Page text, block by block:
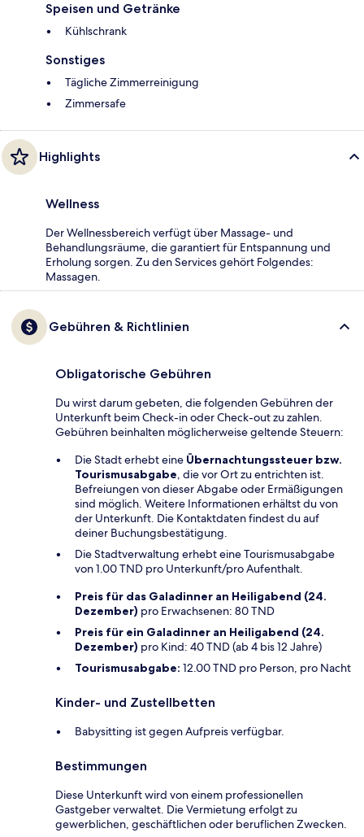
Speisen und Getränke
Kühlschrank
Sonstiges
Tägliche Zimmerreinigung
Zimmersafe
Highlights
Wellness
Der Wellnessbereich verfügt über Massage- und
Behandlungsräume, die garantiert für Entspannung und
Erholung sorgen. Zu den Services gehört Folgendes:
Massagen.
Gebühren & Richtlinien
Obligatorische Gebühren
Du wirst darum gebeten, die folgenden Gebühren der
Unterkunft beim Check-in oder Check-out zu zahlen.
Gebühren beinhalten möglicherweise geltende Steuern:
Die Stadt erhebt eine Übernachtungssteuer bzw.
Tourismusabgabe, die vor Ort zu entrichten ist.
Befreiungen von dieser Abgabe oder Ermäßigungen
sind möglich. Weitere Informationen erhältst du von
der Unterkunft. Die Kontaktdaten findest du auf
deiner Buchungsbestätigung.
Die Stadtverwaltung erhebt eine Tourismusabgabe
von 1.00 TND pro Unterkunft/pro Aufenthalt.
Preis für das Galadinner an Heiligabend (24.
Dezember) pro Erwachsenen: 80 TND
Preis für ein Galadinner an Heiligabend (24.
Dezember) pro Kind: 40 TND (ab 4 bis 12 Jahre)
Tourismusabgabe: 12.00 TND pro Person, pro Nacht
Kinder- und Zustellbetten
Babysitting ist gegen Aufpreis verfügbar.
Bestimmungen
Diese Unterkunft wird von einem professionellen
Gastgeber verwaltet. Die Vermietung erfolgt zu
gewerblichen, geschäftlichen oder beruflichen Zwecken.